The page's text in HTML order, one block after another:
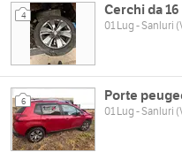
4 Cerchi da
01 Lug - Sanluri
6 Porte
01 Lug - Sanluri